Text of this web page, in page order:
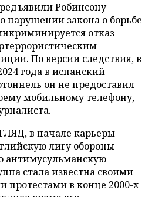
Робинсону
нарушении закона о борьбе
отказ
По версии следствия, в
года в испанский
он не предоставил
мобильному телефону,
в начале карьеры
лигу обороны –
антимусульманскую
стала известна своими
в конце 2000-х